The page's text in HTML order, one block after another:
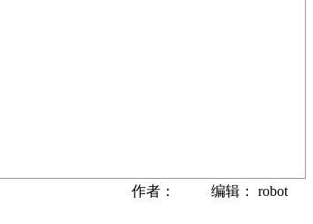
作者： 编辑： robot